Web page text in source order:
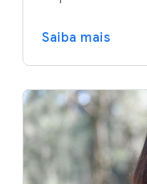
Saiba mais